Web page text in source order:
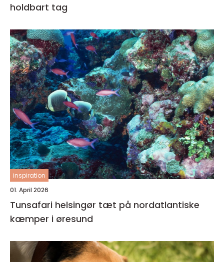
holdbart tag
inspiration
01. April 2026
Tunsafari helsingør tæt på nordatlantiske
kæmper i øresund